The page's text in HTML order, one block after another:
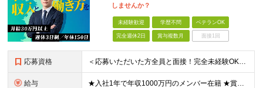
しませんか？
未経験歓迎 学歴不問 ベテランOK
完全週休2日 賞与複数月 面接1回
応募資格 ＜応募いただいた方全員と面接！完全未経験OK＞ ★第二新卒・ブランクOK ★転職回数・スキル不問 ★学歴不問 ◎第二新卒も大歓迎 「新卒で入社したけど、環境が合わなくて早期に退職してしまった」 とい
給与 ★入社1年で年収1000万円のメンバー在籍 ★賞与だけで100万円以上の支給実績も ★月給30万円以上 月給30万円～50万円＋賞与年1回（最大3カ月分）＋インセンティブ＋各種手当 ※研修期間中は